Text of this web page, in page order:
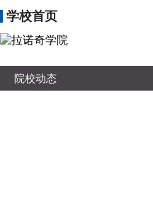
学校首页
院校动态